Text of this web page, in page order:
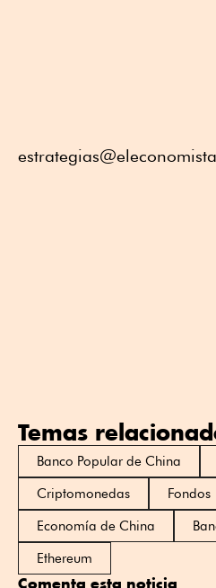
Temas
Banco Popular de China
Criptomonedas
Fondos
Economía de China
Ethereum
Comenta esta noticia